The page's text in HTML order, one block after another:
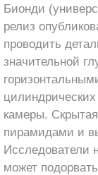
Бионди
релиз
проводить
значительной
камеры.
пирамидами и
Исследователи
может